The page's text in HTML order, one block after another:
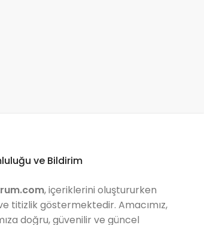
ve Bildirim
, içeriklerini oluştururken
titizlik göstermektedir. Amacımız,
doğru, güvenilir ve güncel